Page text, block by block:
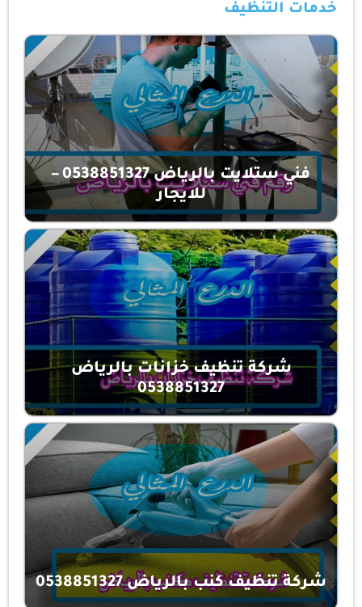
خدمات التنظيف
فني ستلايت بالرياض 0538851327 –
للايجار
شركة تنظيف خزانات بالرياض
0538851327
شركة تنظيف كنب بالرياض 0538851327